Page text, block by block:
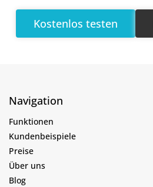
Kostenlos testen
Navigation
Funktionen
Kundenbeispiele
Preise
Über uns
Blog